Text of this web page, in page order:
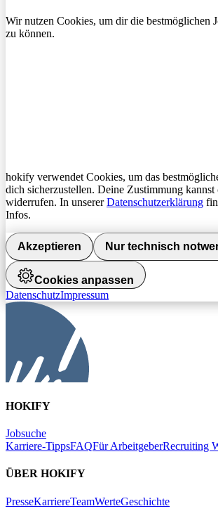
Wir nutzen Cookies, um dir die bestmöglichen
zu können.
hokify verwendet Cookies, um das
dich sicherzustellen. Deine Zustimmung kannst
widerrufen. In unsererDatenschutzerklärung
Infos.
Akzeptieren Nur technisch
Cookies anpassen
DatenschutzImpressum
HOKIFY
Jobsuche
Karriere-TippsFAQFür ArbeitgeberRecruiting
ÜBER HOKIFY
PresseKarriereTeamWerteGeschichte